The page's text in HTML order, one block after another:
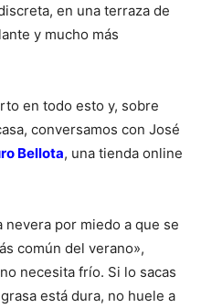
en una terraza de
y mucho más
en todo esto y, sobre
conversamos con José
Bellota, una tienda online
nevera por miedo a que se
común del verano»,
necesita frío. Si lo sacas
está dura, no huele a